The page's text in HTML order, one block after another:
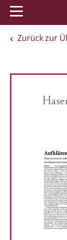
Zurück zur